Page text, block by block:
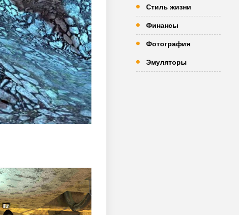
Стиль жизни
Финансы
Фотография
Эмуляторы